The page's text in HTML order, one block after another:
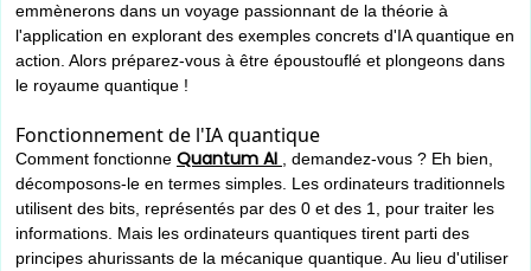
emmènerons dans un voyage passionnant de la théorie à
l'application en explorant des exemples concrets d'IA quantique en
action. Alors préparez-vous à être époustouflé et plongeons dans
le royaume quantique !
Fonctionnement de l'IA quantique
Comment fonctionne Quantum AI , demandez-vous ? Eh bien,
décomposons-le en termes simples. Les ordinateurs traditionnels
utilisent des bits, représentés par des 0 et des 1, pour traiter les
informations. Mais les ordinateurs quantiques tirent parti des
principes ahurissants de la mécanique quantique. Au lieu d'utiliser